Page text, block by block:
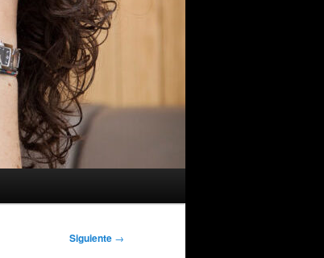
Siguiente →